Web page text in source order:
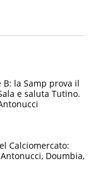
B: la Samp prova il
e saluta Tutino.
Calciomercato:
Doumbia,